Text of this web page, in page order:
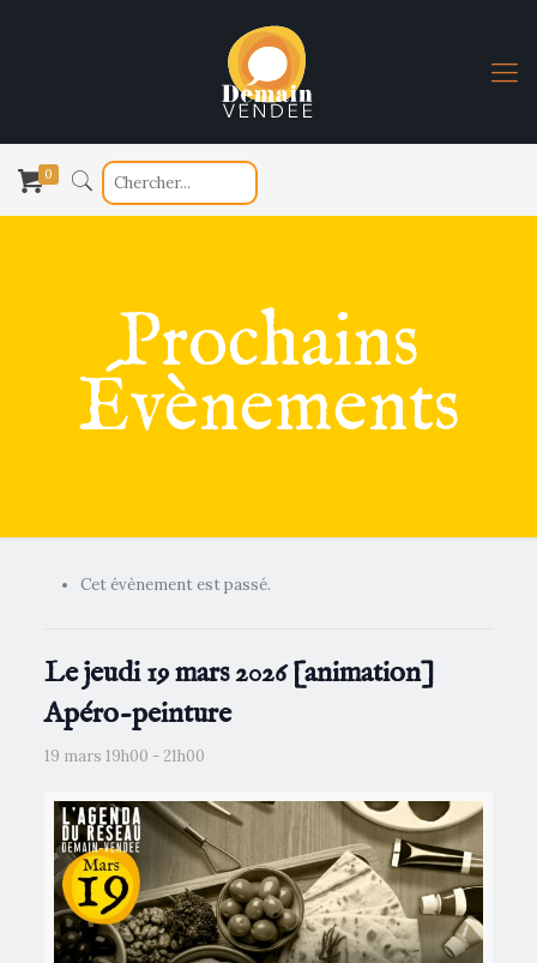
0
Prochains
Évènements
Cet évènement est passé.
Le jeudi 19 mars 2026 [animation]
Apéro-peinture
19 mars 19h00 - 21h00